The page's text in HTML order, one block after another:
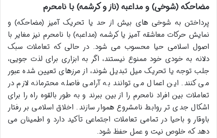
مضاحکه (شوخی) و مداعبه (ناز و کرشمه) با نامحرم
پرداختن به شوخی های بیش از حد یا تحریک آمیز (مضاحکه) و
نمایش حرکات معاشقه آمیز یا کرشمه (مداعبه) با نامحرم نیز مغایر با
اصول اسلامی حیا محسوب می شود. در حالی که تعاملات سبک
دلانه به خودی خود ممنوع نیستند، اگر به ابزاری برای لذت جویی،
جلب توجه یا تحریک میل تبدیل شوند، از مرزهای تعیین شده عبور
می کنند. این اعمال می توانند به آرامی فاصله محترمانه لازم در
تعاملات بین افراد نامحرم را از بین ببرند و به طور بالقوه راه را برای
اشکال جدی تر روابط نامشروع هموار سازند. اخلاق اسلامی بر رفتار
باوقار و باحیا در تمامی تعاملات اجتماعی تأکید دارد و اطمینان می
دهد که خلوص نیت و عمل حفظ شود.